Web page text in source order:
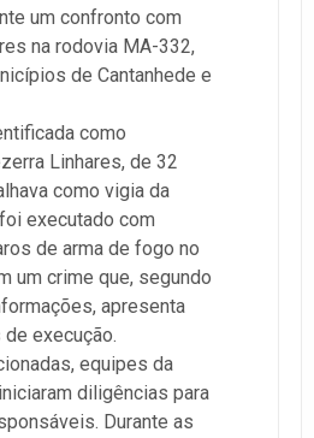
um confronto com
na rodovia MA-332,
de Cantanhede e
como
Linhares, de 32
como vigia da
executado com
de arma de fogo no
um crime que, segundo
apresenta
execução.
equipes da
diligências para
Durante as